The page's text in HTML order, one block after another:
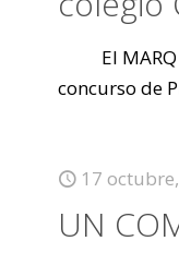
El MARQ
concurso de
17
UN